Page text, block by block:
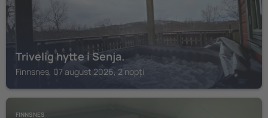
Trivelig hytte i Senja.
Finnsnes, 07 august 2026, 2 nopți
FINNSNES